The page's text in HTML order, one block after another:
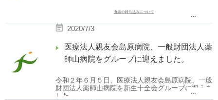
...
2020/7/3
医療法人親友会島原病院、一般財団法人薬
師山病院をグループに迎えました。
令和２年６月５日、医療法人親友会島原病院、一般
財団法人薬師山病院を新生十全会グループに迎えま
した。
...